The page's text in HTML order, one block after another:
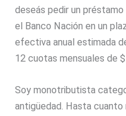
deseás pedir un
el Banco Nación en un
efectiva anual estimada
12 cuotas mensuales de $
Soy monotributista
antigüedad. Hasta cuanto